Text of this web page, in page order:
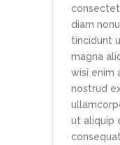
diam
tincidunt
magna
wisi enim
nostrud
ut aliquip